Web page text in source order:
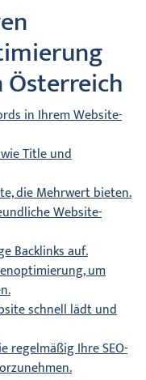
Österreich
in Ihrem Website-
Title und
die Mehrwert bieten.
Website-
Backlinks auf.
um
schnell lädt und
regelmäßig Ihre SEO-